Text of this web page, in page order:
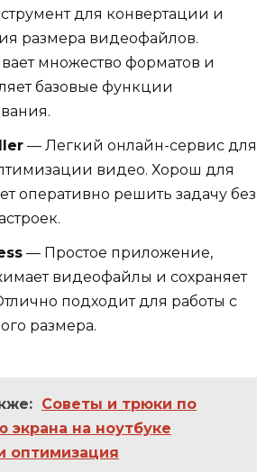
для конвертации и
размера видеофайлов.
множество форматов и
базовые функции
— Легкий онлайн-сервис для
видео. Хорош для
оперативно решить задачу без
— Простое приложение,
видеофайлы и сохраняет
подходит для работы с
размера.
Советы и трюки по
экрана на ноутбуке
оптимизация